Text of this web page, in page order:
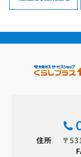
住所
〒